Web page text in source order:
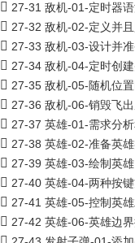
27-31 敌机-01-定时器
27-32 敌机-02-定义并
27-33 敌机-03-设计并
27-34 敌机-04-定时创
27-35 敌机-05-随机位
27-36 敌机-06-销毁飞
27-37 英雄-01-需求分
27-38 英雄-02-准备英
27-39 英雄-03-绘制英雄
27-40 英雄-04-两种按
27-41 英雄-05-控制英
27-42 英雄-06-英雄边界